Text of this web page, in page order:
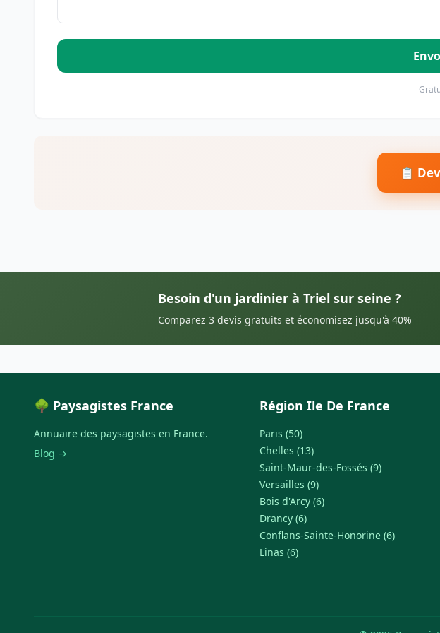
📋
Besoin d'un jardinier à Triel sur seine ?
Comparez 3 devis gratuits et économisez jusqu'à 40%
🌳 Paysagistes France
Annuaire des paysagistes en France.
Blog →
Région Ile De France
Paris (50)
Chelles (13)
Saint-Maur-des-Fossés (9)
Versailles (9)
Bois d'Arcy (6)
Drancy (6)
Conflans-Sainte-Honorine (6)
Linas (6)